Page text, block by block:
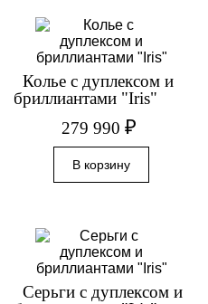
Колье с дуплексом и
бриллиантами "Iris"
279 990₽
Серьги с дуплексом и